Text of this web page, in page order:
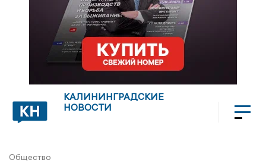
КАЛИНИНГРАДСКИЕ
НОВОСТИ
Общество